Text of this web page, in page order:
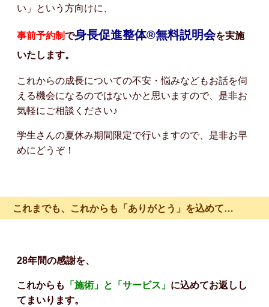
い」という方向けに、
事前予約制で身長促進整体®️無料説明会を実施
いたします。
これからの成長についての不安・悩みなどもお話を伺
える機会になるのではないかと思いますので、是非お
気軽にご相談ください♪
学生さんの夏休み期間限定で行いますので、是非お早
めにどうぞ！
これまでも、これからも「ありがとう」を込めて…
28年間の感謝を、
これからも 「施術」と「サービス」 に込めてお返しし
てまいります。